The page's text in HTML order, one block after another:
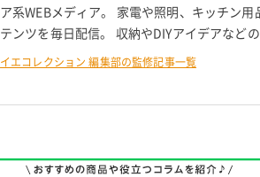
ア系WEBメディア。 家電や照明、キッチン
テンツを毎日配信。 収納やDIYアイデアなど
イエコレクション 編集部の監修記事一覧